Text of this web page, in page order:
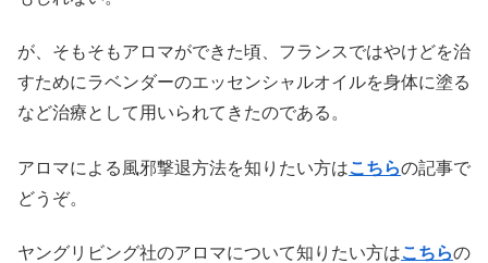
が、そもそもアロマができた頃、フランスではやけどを治
すためにラベンダーのエッセンシャルオイルを身体に塗る
など治療として用いられてきたのである。
アロマによる風邪撃退方法を知りたい方はこちらの記事で
どうぞ。
ヤングリビング社のアロマについて知りたい方はこちらの